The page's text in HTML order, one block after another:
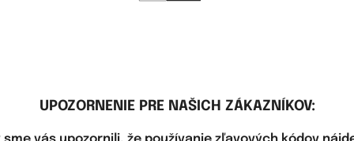
UPOZORNENIE PRE NAŠICH ZÁKAZNÍKOV: